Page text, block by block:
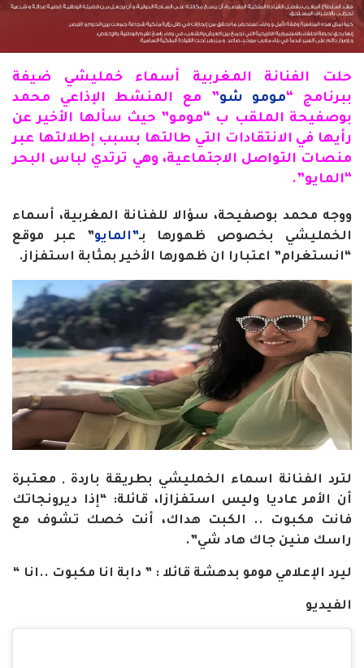
حلت الفنانة المغربية أسماء خمليشي ضيفة
ببرنامج “مومو شو” مع المنشط الإذاعي محمد
بوصفيحة الملقب ب “مومو” حيث سألها الأخير عن
رأيها في الانتقادات التي طالتها بسبب إطلالتها عبر
منصات التواصل الاجتماعية، وهي ترتدي لباس البحر
“المايو”.
ووجه محمد بوصفيحة، سؤالا للفنانة المغربية، أسماء
الخمليشي بخصوص ظهورها بـ”المايو” عبر موقع
“انستغرام” اعتبارا ان ظهورها الأخير بمثابة استفزاز.
لترد الفنانة اسماء الخمليشي بطريقة باردة , معتبرة
أن الأمر عاديا وليس استفزازا، قائلة: “إذا ديرونجاتك
فانت مكبوت .. الكبت هداك، أنت خصك تشوف مع
راسك منين جاك هاد شي”.
ليرد الإعلامي مومو بدهشة قائلا : ” دابة انا مكبوت ..انا “
الفيديو